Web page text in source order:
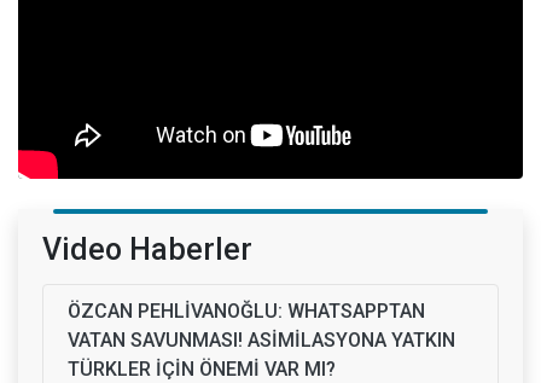
Video Haberler
ÖZCAN PEHLİVANOĞLU: WHATSAPPTAN
VATAN SAVUNMASI! ASİMİLASYONA YATKIN
TÜRKLER İÇİN ÖNEMİ VAR MI?